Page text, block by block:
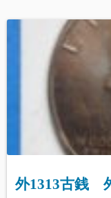
外1313古銭